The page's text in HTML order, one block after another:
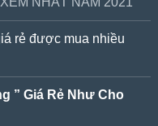
rẻ được mua nhiều
” Giá Rẻ Như Cho